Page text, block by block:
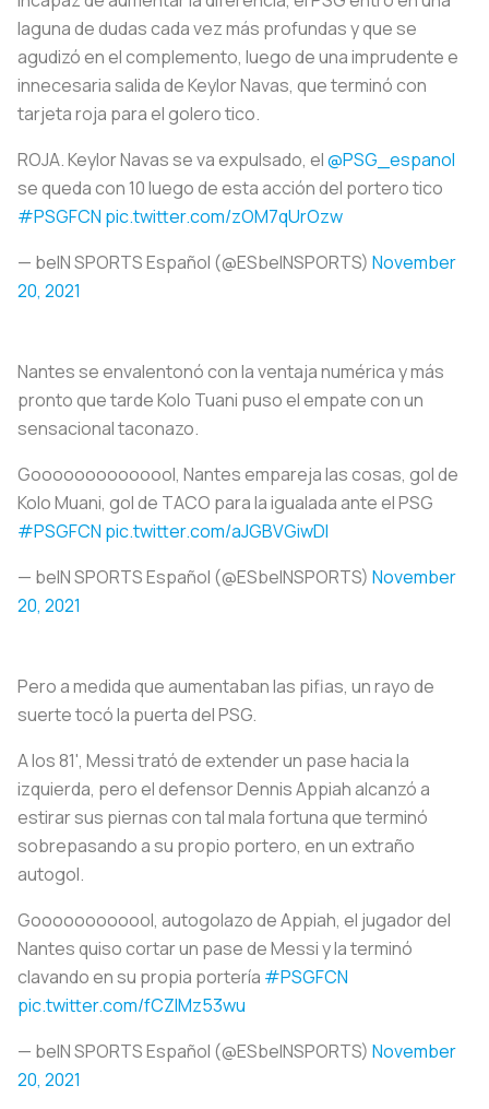
laguna de dudas cada vez más profundas y que se
agudizó en el complemento, luego de una imprudente e
innecesaria salida de Keylor Navas, que terminó con
tarjeta roja para el golero tico.
ROJA. Keylor Navas se va expulsado, el@PSG_espanol
se queda con 10 luego de esta acción del portero tico
#PSGFCN pic.twitter.com/zOM7qUrOzw
— beIN SPORTS Español (@ESbeINSPORTS) November
20, 2021
Nantes se envalentonó con la ventaja numérica y más
pronto que tarde Kolo Tuani puso el empate con un
sensacional taconazo.
Goooooooooooool, Nantes empareja las cosas, gol de
Kolo Muani, gol de TACO para la igualada ante el PSG
#PSGFCN pic.twitter.com/aJGBVGiwDI
— beIN SPORTS Español (@ESbeINSPORTS) November
20, 2021
Pero a medida que aumentaban las pifias, un rayo de
suerte tocó la puerta del PSG.
A los 81', Messi trató de extender un pase hacia la
izquierda, pero el defensor Dennis Appiah alcanzó a
estirar sus piernas con tal mala fortuna que terminó
sobrepasando a su propio portero, en un extraño
autogol.
Goooooooooool, autogolazo de Appiah, el jugador del
Nantes quiso cortar un pase de Messi y la terminó
clavando en su propia portería #PSGFCN
pic.twitter.com/fCZlMz53wu
— beIN SPORTS Español (@ESbeINSPORTS) November
20, 2021